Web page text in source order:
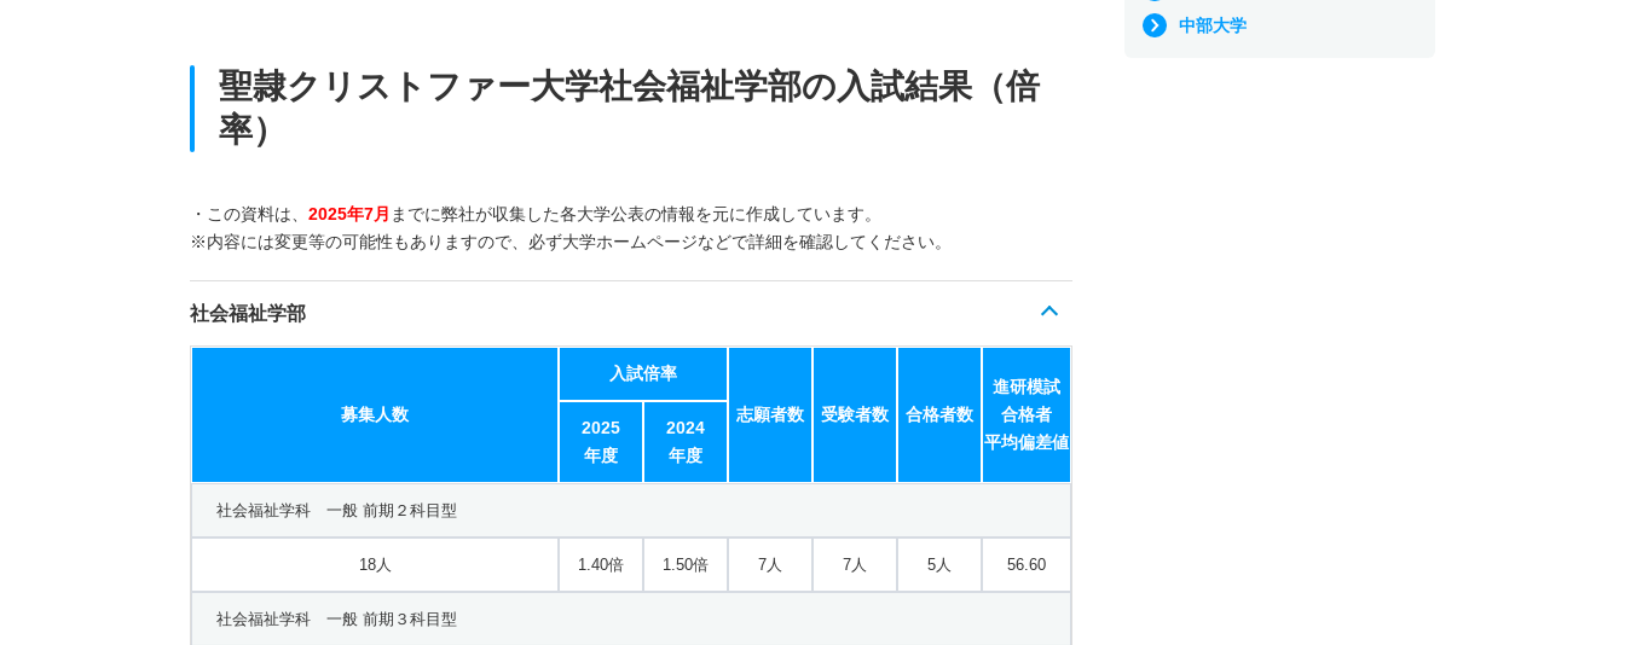
聖隷クリストファー大学社会福祉学部の入試結果（倍
率）
・この資料は、 2025年7月 までに弊社が収集した各大学公表の情報を元に作成しています。
※内容には変更等の可能性もありますので、必ず大学ホームページなどで詳細を確認してください。
社会福祉学部
募集人数
入試倍率
志願者数 受験者数 合格者数
進研模試
合格者
平均偏差値
2025
年度
2024
年度
社会福祉学科 一般 前期２科目型
18人 1.40倍 1.50倍 7人 7人 5人 56.60
社会福祉学科 一般 前期３科目型
中部大学